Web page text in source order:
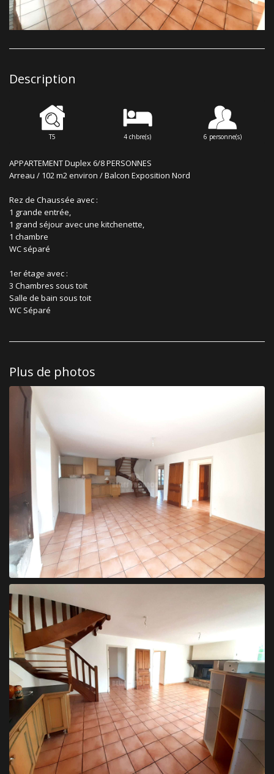
Description
T5 4 chbre(s) 6 personne(s)
APPARTEMENT Duplex 6/8 PERSONNES
Arreau / 102 m2 environ / Balcon Exposition Nord
Rez de Chaussée avec :
1 grande entrée,
1 grand séjour avec une kitchenette,
1 chambre
WC séparé
1er étage avec :
3 Chambres sous toit
Salle de bain sous toit
WC Séparé
Plus de photos